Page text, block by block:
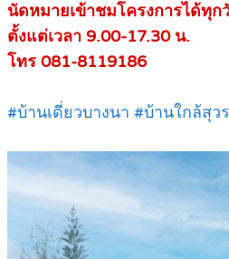
นัดหมายเข้าชมโครงการได้ทุก
ตั้งแต่เวลา 9.00-17.30 น.
โทร 081-8119186
#บ้านเดี่ยวบางนา #บ้านใกล้สุ